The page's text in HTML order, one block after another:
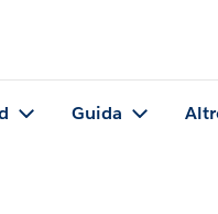
Guida